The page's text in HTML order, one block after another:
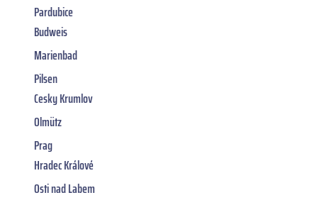
Pardubice
Budweis
Marienbad
Pilsen
Cesky Krumlov
Olmütz
Prag
Hradec Králové
Osti nad Labem